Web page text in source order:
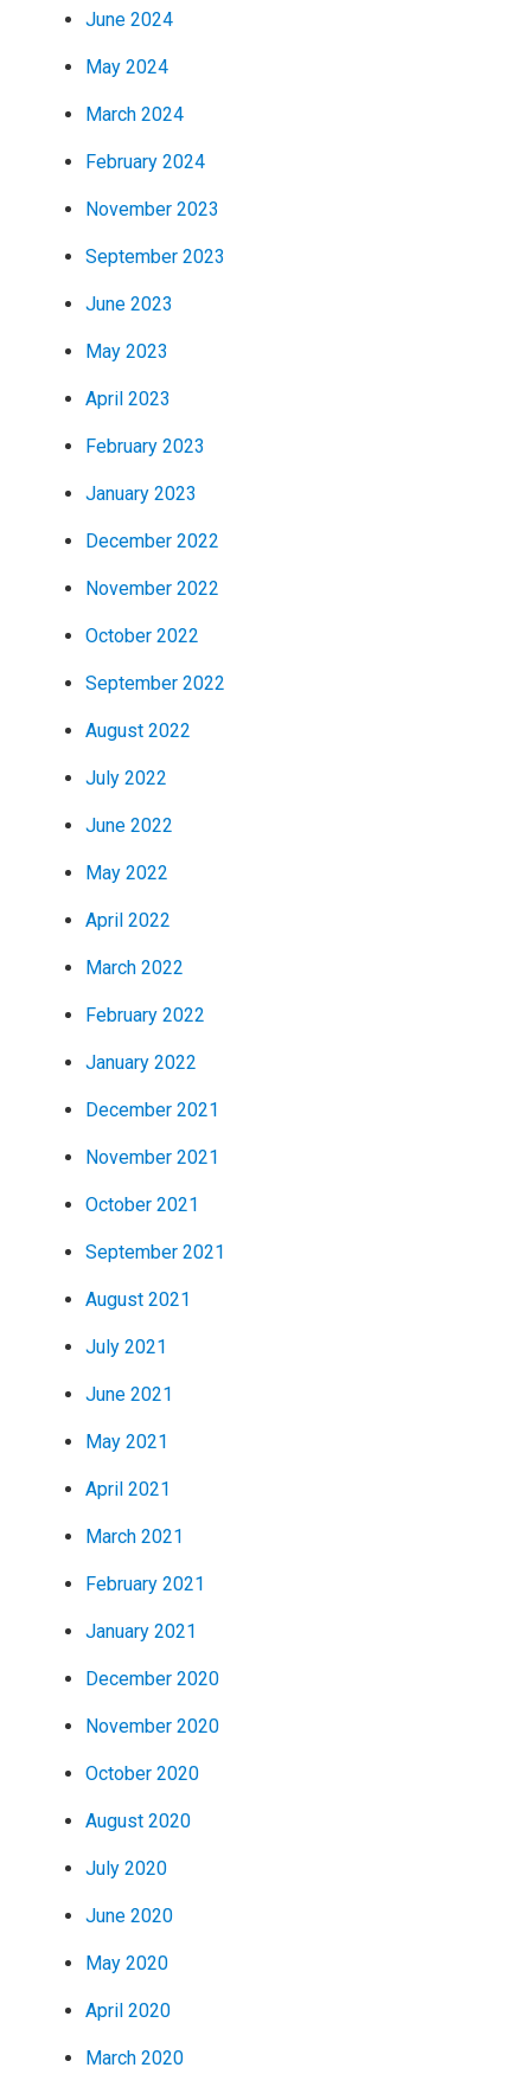
June 2024
May 2024
March 2024
February 2024
November 2023
September 2023
June 2023
May 2023
April 2023
February 2023
January 2023
December 2022
November 2022
October 2022
September 2022
August 2022
July 2022
June 2022
May 2022
April 2022
March 2022
February 2022
January 2022
December 2021
November 2021
October 2021
September 2021
August 2021
July 2021
June 2021
May 2021
April 2021
March 2021
February 2021
January 2021
December 2020
November 2020
October 2020
August 2020
July 2020
June 2020
May 2020
April 2020
March 2020